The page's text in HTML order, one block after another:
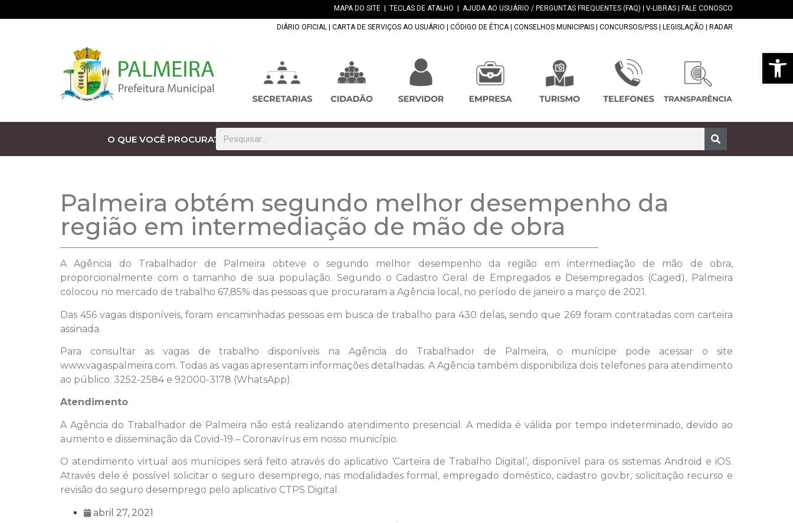
Abrir
MAPA DO SITE TECLAS DE ATALHO AJUDA AO USUÁRIO / PERGUNTAS FREQUENTES (FAQ) V-LIBRAS FALE CONOSCO
DIÁRIO OFICIAL CARTA DE SERVIÇOS AO USUÁRIO CÓDIGO DE ÉTICA| CONSELHOS MUNICIPAIS CONCURSOS/PSS LEGISLAÇÃO RADAR
O QUE VOCÊ PROCURA?
Palmeira obtém segundo melhor desempenho da
região em intermediação de mão de obra
A Agência do Trabalhador de Palmeira obteve o segundo melhor desempenho da região em intermediação de mão de obra,
proporcionalmente com o tamanho de sua população. Segundo o Cadastro Geral de Empregados e Desempregados (Caged), Palmeira
colocou no mercado de trabalho 67,85% das pessoas que procuraram a Agência local, no período de janeiro a março de 2021.
Das 456 vagas disponíveis, foram encaminhadas pessoas em busca de trabalho para 430 delas, sendo que 269 foram contratadas com carteira
assinada.
Para consultar as vagas de trabalho disponíveis na Agência do Trabalhador de Palmeira, o munícipe pode acessar o site
www.vagaspalmeira.com. Todas as vagas apresentam informações detalhadas. A Agência também disponibiliza dois telefones para atendimento
ao público: 3252-2584 e 92000-3178 (WhatsApp).
Atendimento
A Agência do Trabalhador de Palmeira não está realizando atendimento presencial. A medida é válida por tempo indeterminado, devido ao
aumento e disseminação da Covid-19 – Coronavírus em nosso município.
O atendimento virtual aos munícipes será feito através do aplicativo ‘Carteira de Trabalho Digital’, disponível para os sistemas Android e iOS.
Através dele é possível solicitar o seguro desemprego, nas modalidades formal, empregado doméstico, cadastro gov.br, solicitação recurso e
revisão do seguro desemprego pelo aplicativo CTPS Digital.
abril 27, 2021